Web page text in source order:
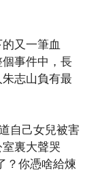
又一筆血
事件中，長
志山負有最
自己女兒被害
裏大聲哭
？你憑啥給煉